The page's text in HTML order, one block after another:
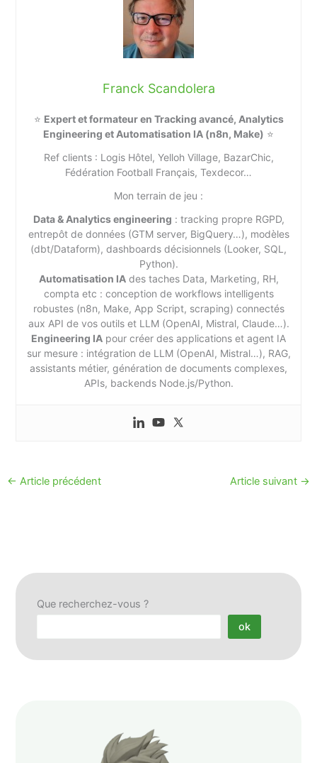
Franck Scandolera
⭐ Expert et formateur en Tracking avancé, Analytics
Engineering et Automatisation IA (n8n, Make) ⭐
Ref clients : Logis Hôtel, Yelloh Village, BazarChic,
Fédération Football Français, Texdecor…
Mon terrain de jeu :
Data & Analytics engineering : tracking propre RGPD,
entrepôt de données (GTM server, BigQuery…), modèles
(dbt/Dataform), dashboards décisionnels (Looker, SQL,
Python).
Automatisation IAdes taches Data, Marketing, RH,
compta etc : conception de workflows intelligents
robustes (n8n, Make, App Script, scraping) connectés
aux API de vos outils et LLM (OpenAI, Mistral, Claude…).
Engineering IA pour créer des applications et agent IA
sur mesure : intégration de LLM (OpenAI, Mistral…), RAG,
assistants métier, génération de documents complexes,
APIs, backends Node.js/Python.
← Article précédent Article suivant →
Que recherchez-vous ?
ok